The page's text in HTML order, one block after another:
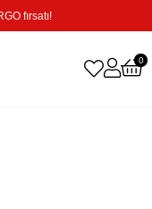
fırsatı!
0